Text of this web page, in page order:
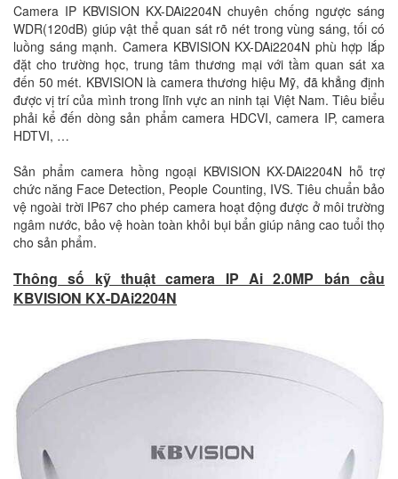
Camera IP KBVISION KX-DAi2204N chuyên chống ngược sáng
WDR(120dB) giúp vật thể quan sát rõ nét trong vùng sáng, tối có
luồng sáng mạnh. Camera KBVISION KX-DAi2204N phù hợp lắp
đặt cho trường học, trung tâm thương mại với tầm quan sát xa
đến 50 mét. KBVISION là camera thương hiệu Mỹ, đã khẳng định
được vị trí của mình trong lĩnh vực an ninh tại Việt Nam. Tiêu biểu
phải kể đến dòng sản phẩm camera HDCVI, camera IP, camera
HDTVI, …
Sản phẩm camera hồng ngoại KBVISION KX-DAi2204N hỗ trợ
chức năng Face Detection, People Counting, IVS. Tiêu chuẩn bảo
vệ ngoài trời IP67 cho phép camera hoạt động được ở môi trường
ngâm nước, bảo vệ hoàn toàn khỏi bụi bẩn giúp nâng cao tuổi thọ
cho sản phẩm.
Thông số kỹ thuật camera IP Ai 2.0MP bán cầu
KBVISION KX-DAi2204N